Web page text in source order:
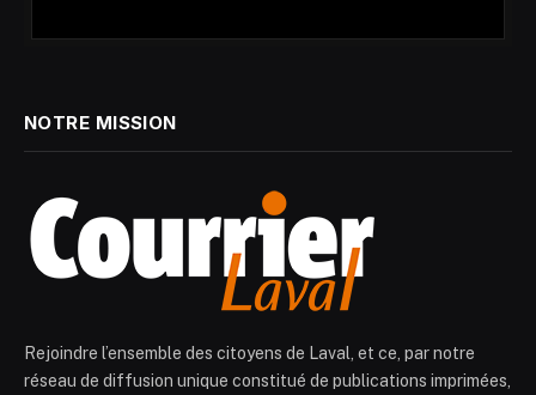
NOTRE MISSION
Rejoindre l’ensemble des citoyens de Laval, et ce, par notre
réseau de diffusion unique constitué de publications imprimées,